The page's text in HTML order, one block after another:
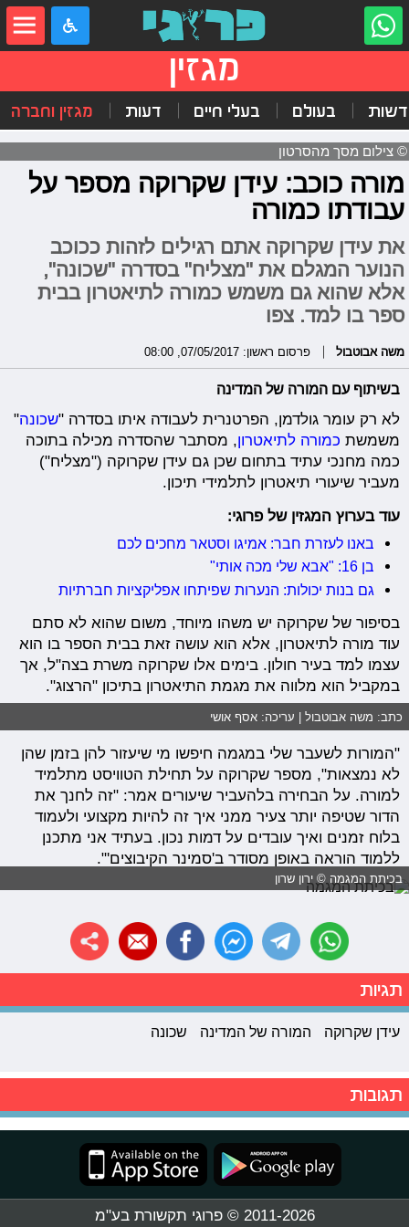
מגזין
בעולם בעלי חיים דעות מגזין וחברה
© צילום מסך מהסרטון
מורה כוכב: עידן שקרוקה מספר על
עבודתו כמורה
את עידן שקרוקה אתם רגילים לזהות ככוכב
הנוער המגלם את "מצליח" בסדרה "שכונה",
אלא שהוא גם משמש כמורה לתיאטרון בבית
ספר בו למד. צפו
משה אבוטבול פרסום ראשון: 07/05/2017, 08:00
בשיתוף עם המורה של המדינה
לא רק עומר גולדמן, הפרטנרית לעבודה איתו בסדרה "שכונה"
משמשת כמורה לתיאטרון, מסתבר שהסדרה מכילה בתוכה
כמה מחנכי עתיד בתחום שכן גם עידן שקרוקה ("מצליח")
מעביר שיעורי תיאטרון לתלמידי תיכון.
עוד בערוץ המגזין של פרוגי:
באנו לעזרת חבר: אמיגו וסטאר מחכים לכם
בן 16: "אבא שלי מכה אותי"
גם בנות יכולות: הנערות שפיתחו אפליקציות חברתיות
בסיפור של שקרוקה יש משהו מיוחד, משום שהוא לא סתם
עוד מורה לתיאטרון, אלא הוא עושה זאת בבית הספר בו הוא
עצמו למד בעיר חולון. בימים אלו שקרוקה משרת בצה"ל, אך
במקביל הוא מלווה את מגמת התיאטרון בתיכון "הרצוג".
כתב: משה אבוטבול | עריכה: אסף אושי
"המורות לשעבר שלי במגמה חיפשו מי שיעזור להן בזמן שהן
לא נמצאות", מספר שקרוקה על תחילת הטוויסט מתלמיד
למורה. על הבחירה בלהעביר שיעורים אמר: "זה לחנך את
הדור שטיפה יותר צעיר ממני איך זה להיות מקצועי ולעמוד
בלוח זמנים ואיך עובדים על דמות נכון. בעתיד אני מתכנן
ללמוד הוראה באופן מסודר ב'סמינר הקיבוצים'".
בכיתת המגמה © ירון שרון
תגיות
עידן שקרוקה המורה של המדינה שכונה
תגובות
2011-2026 © פרוגי תקשורת בע"מ